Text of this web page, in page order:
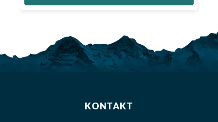
KONTAKT